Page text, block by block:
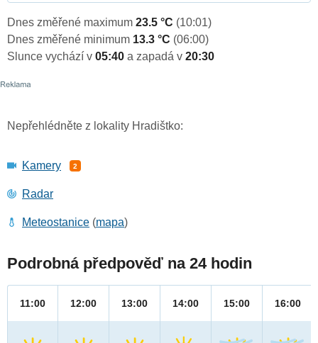
Dnes změřené maximum 23.5 °C (10:01)
Dnes změřené minimum 13.3 °C (06:00)
Slunce vychází v 05:40 a zapadá v 20:30
Nepřehlédněte z lokality Hradištko:
Kamery 2
Radar
Meteostanice (mapa)
Podrobná předpověď na 24 hodin
11:00 12:00 13:00 14:00 15:00 16:00